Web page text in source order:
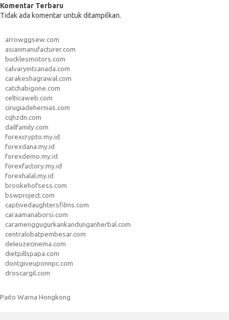
Komentar Terbaru
Tidak ada komentar untuk ditampilkan.
arrowggsew.com
asianmanufacturer.com
bucklesmotors.com
calvaryintcanada.com
carakeshagrawal.com
catchabigone.com
celticaweb.com
cirugiadehernias.com
cqhzdn.com
dailfamily.com
forexcrypto.my.id
forexdana.my.id
forexdemo.my.id
forexfactory.my.id
forexhalal.my.id
brookehofsess.com
bswproject.com
captivedaughtersfilms.com
caraamanaborsi.com
caramenggugurkankandunganherbal.com
centralobatpembesar.com
deleuzecinema.com
dietpillspapa.com
dontgiveuponnpc.com
droscargil.com
Paito Warna Hongkong